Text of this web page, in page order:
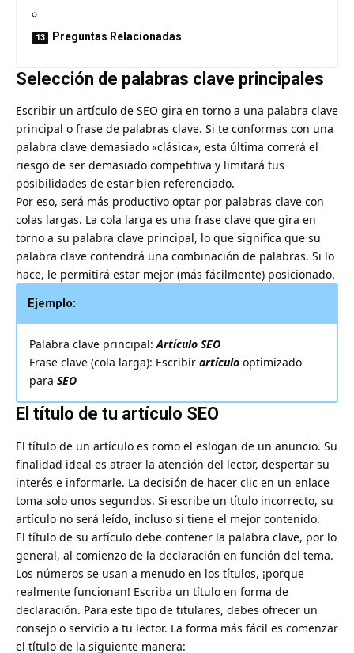
Preguntas Relacionadas
Selección de palabras clave principales
Escribir un artículo de SEO gira en torno a una palabra clave
principal o frase de palabras clave. Si te conformas con una
palabra clave demasiado «clásica», esta última correrá el
riesgo de ser demasiado competitiva y limitará tus
posibilidades de estar bien referenciado.
Por eso, será más productivo optar por palabras clave con
colas largas. La cola larga es una frase clave que gira en
torno a su palabra clave principal, lo que significa que su
palabra clave contendrá una combinación de palabras. Si lo
hace, le permitirá estar mejor (más fácilmente) posicionado.
Ejemplo:
Palabra clave principal:Artículo SEO
Frase clave (cola larga): Escribir artículo optimizado
para SEO
El título de tu artículo SEO
El título de un artículo es como el eslogan de un anuncio. Su
finalidad ideal es atraer la atención del lector, despertar su
interés e informarle. La decisión de hacer clic en un enlace
toma solo unos segundos. Si escribe un título incorrecto, su
artículo no será leído, incluso si tiene el mejor contenido.
El título de su artículo debe contener la palabra clave, por lo
general, al comienzo de la declaración en función del tema.
Los números se usan a menudo en los títulos, ¡porque
realmente funcionan! Escriba un título en forma de
declaración. Para este tipo de titulares, debes ofrecer un
consejo o servicio a tu lector. La forma más fácil es comenzar
el título de la siguiente manera: